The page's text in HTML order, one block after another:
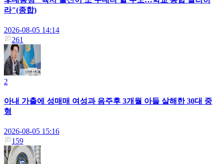
라"(종합)
2026-08-05 14:14
261
2
아내 가출에 성매매 여성과 음주후 3개월 아들 살해한 30대 중
형
2026-08-05 15:16
159